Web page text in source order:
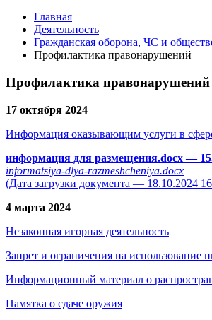
Главная
Деятельность
Гражданская оборона, ЧС и
Профилактика правонарушений
Профилактика правонарушений
17 октября 2024
Информация оказывающим услуги в
информация для размещения.docx—
informatsiya-dlya-razmeshcheniya.docx
(Дата загрузки документа — 18.10.2024
4 марта 2024
Незаконная игорная деятельность
Запрет и ограничения на использование
Информационный материал о
Памятка о сдаче оружия